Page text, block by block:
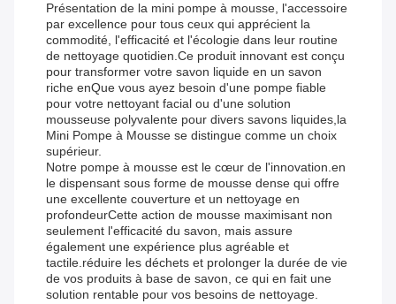
Présentation de la mini pompe à mousse, l'accessoire
par excellence pour tous ceux qui apprécient la
commodité, l'efficacité et l'écologie dans leur routine
de nettoyage quotidien.Ce produit innovant est conçu
pour transformer votre savon liquide en un savon
riche enQue vous ayez besoin d'une pompe fiable
pour votre nettoyant facial ou d'une solution
mousseuse polyvalente pour divers savons liquides,la
Mini Pompe à Mousse se distingue comme un choix
supérieur.
Notre pompe à mousse est le cœur de l'innovation.en
le dispensant sous forme de mousse dense qui offre
une excellente couverture et un nettoyage en
profondeurCette action de mousse maximisant non
seulement l'efficacité du savon, mais assure
également une expérience plus agréable et
tactile.réduire les déchets et prolonger la durée de vie
de vos produits à base de savon, ce qui en fait une
solution rentable pour vos besoins de nettoyage.